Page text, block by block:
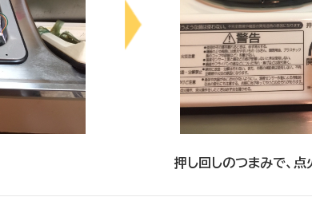
押し回しのつまみで、点